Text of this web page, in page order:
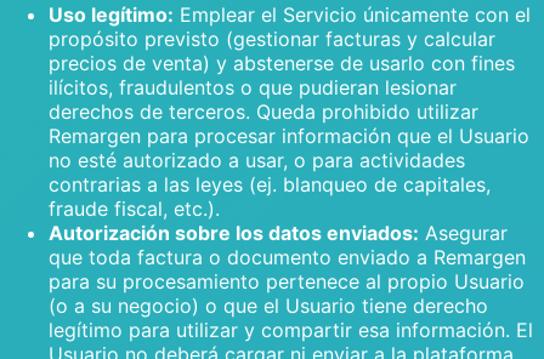
Uso legítimo: Emplear el Servicio únicamente con el
propósito previsto (gestionar facturas y calcular
precios de venta) y abstenerse de usarlo con fines
ilícitos, fraudulentos o que pudieran lesionar
derechos de terceros. Queda prohibido utilizar
Remargen para procesar información que el Usuario
no esté autorizado a usar, o para actividades
contrarias a las leyes (ej. blanqueo de capitales,
fraude fiscal, etc.).
Autorización sobre los datos enviados: Asegurar
que toda factura o documento enviado a Remargen
para su procesamiento pertenece al propio Usuario
(o a su negocio) o que el Usuario tiene derecho
legítimo para utilizar y compartir esa información. El
Usuario no deberá cargar ni enviar a la plataforma